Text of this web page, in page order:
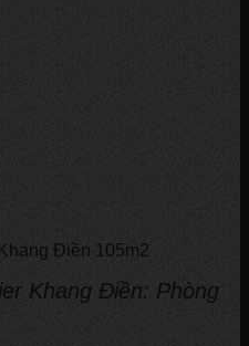
Điền 105m2
Khang Điền: Phòng